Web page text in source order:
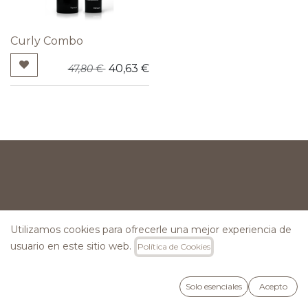
Curly Combo
47,80€ 40,63 €
INFORMACIÓN
Preguntas Frecuentes
Utilizamos cookies para ofrecerle una mejor experiencia de
usuario en este sitio web.
Política de Cookies
Solo esenciales Acepto